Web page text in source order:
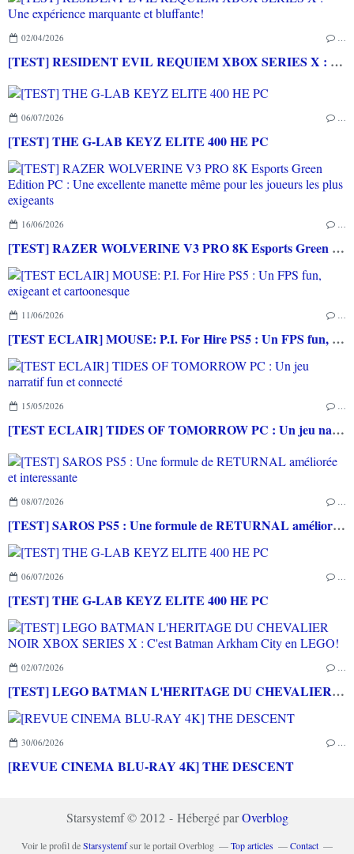
02/04/2026 …
[TEST] RESIDENT EVIL REQUIEM XBOX SERIES X : Une expérience marquante et bluffante!
06/07/2026 …
[TEST] THE G-LAB KEYZ ELITE 400 HE PC
16/06/2026 …
[TEST] RAZER WOLVERINE V3 PRO 8K Esports Green Edition PC : Une excellente manette même pour les joueurs les plus exigeants
11/06/2026 …
[TEST ECLAIR] MOUSE: P.I. For Hire PS5 : Un FPS fun, exigeant et cartoonesque
15/05/2026 …
[TEST ECLAIR] TIDES OF TOMORROW PC : Un jeu narratif fun et connecté
08/07/2026 …
[TEST] SAROS PS5 : Une formule de RETURNAL améliorée et interessante
06/07/2026 …
[TEST] THE G-LAB KEYZ ELITE 400 HE PC
02/07/2026 …
[TEST] LEGO BATMAN L'HERITAGE DU CHEVALIER NOIR XBOX SERIES X : C'est Batman Arkham City en LEGO!
30/06/2026 …
[REVUE CINEMA BLU-RAY 4K] THE DESCENT
Starsystemf © 2012 - Hébergé parOverblog
Voir le profil deStarsystemfsur le portail Overblog Top articles Contact